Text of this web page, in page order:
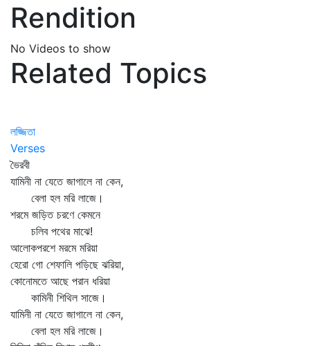
Rendition
No Videos to show
Related Topics
লজ্জিতা
Verses
ভৈরবী
যামিনী না যেতে জাগালে না কেন,
বেলা হল মরি লাজে।
শরমে জড়িত চরণে কেমনে
চলিব পথের মাঝে!
আলোকপরশে মরমে মরিয়া
হেরো গো শেফালি পড়িছে ঝরিয়া,
কোনোমতে আছে পরান ধরিয়া
কামিনী শিথিল সাজে।
যামিনী না যেতে জাগালে না কেন,
বেলা হল মরি লাজে।